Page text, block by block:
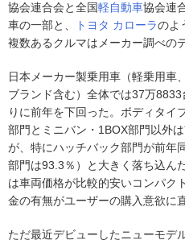
協会連合会と全国軽自動車協会連
車の一部と、
トヨタ カローラのよ
複数あるクルマはメーカー調べの
日本メーカー製乗用車（軽乗用車
ブランド含む）全体では37万
りに前年を下回った。ボディタイ
部門とミニバン・1BOX部門以外
が、特にハッチバック部門が前年
部門は93.3％）と大きく落ち込ん
は車両価格が比較的安いコンパク
金の有無がユーザーの購入意欲に
ただ最近デビューしたニューモデ